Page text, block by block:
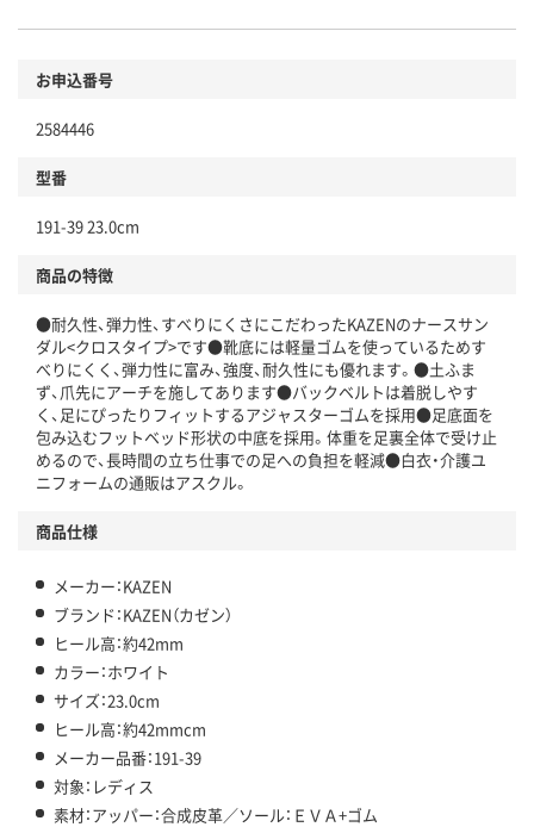
お申込番号
2584446
型番
191-39 23.0cm
商品の特徴
●耐久性、弾力性、すべりにくさにこだわったKAZENのナースサン
ダル<クロスタイプ>です●靴底には軽量ゴムを使っているためす
べりにくく、弾力性に富み、強度、耐久性にも優れます。●土ふま
ず、爪先にアーチを施してあります●バックベルトは着脱しやす
く、足にぴったりフィットするアジャスターゴムを採用●足底面を
包み込むフットベッド形状の中底を採用。体重を足裏全体で受け止
めるので、長時間の立ち仕事での足への負担を軽減●白衣・介護ユ
ニフォームの通販はアスクル。
商品仕様
メーカー：KAZEN
ブランド：KAZEN（カゼン）
ヒール高：約42mm
カラー：ホワイト
サイズ：23.0cm
ヒール高：約42mmcm
メーカー品番：191-39
対象：レディス
素材：アッパー：合成皮革／ソール：ＥＶＡ+ゴム